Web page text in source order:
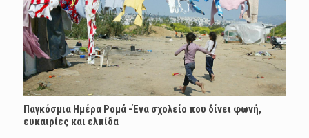
Παγκόσμια Ημέρα Ρομά -Ένα σχολείο που δίνει φωνή,
ευκαιρίες και ελπίδα